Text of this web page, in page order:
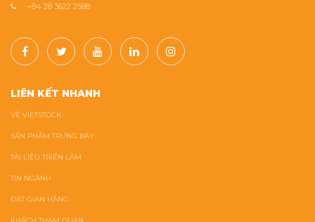
+84 28 3622 2588
LIÊN KẾT NHANH
VỀ VIETSTOCK
SẢN PHẨM TRƯNG BÀY
TÀI LIỆU TRIỂN LÃM
TIN NGÀNH
ĐẶT GIAN HÀNG